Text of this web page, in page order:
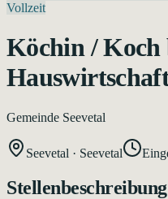
Vollzeit
Köchin / Koch
Gemeinde Seevetal
Seevetal · Seevetal
Stellenbeschreibung